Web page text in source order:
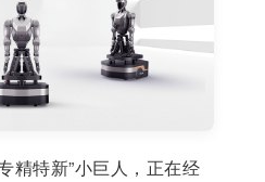
精特新”小巨人，正在经